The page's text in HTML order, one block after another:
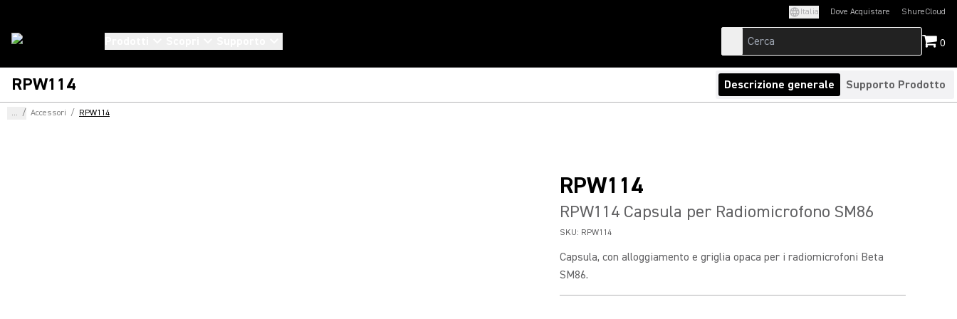
Italia Dove Acquistare ShureCloud
(Opens in a new
0
RPW114 Descrizione generale Supporto Prodotto
... / Accessori / RPW114
RPW114
RPW114 Capsula per Radiomicrofono SM86
SKU: RPW114
Capsula, con alloggiamento e griglia opaca per i radiomicrofoni Beta
SM86.